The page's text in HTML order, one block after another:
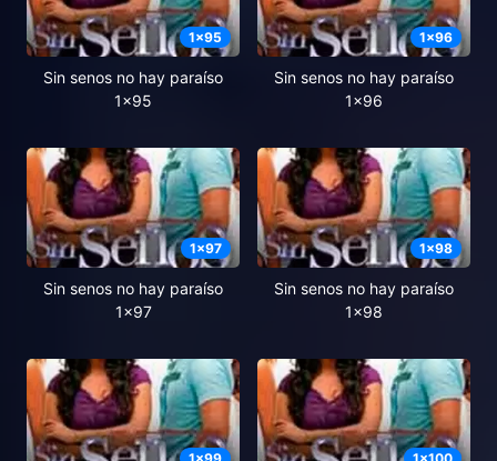
1x95
Sin senos no hay paraíso
1x95
1x96
Sin senos no hay paraíso
1x96
1x97
Sin senos no hay paraíso
1x97
1x98
Sin senos no hay paraíso
1x98